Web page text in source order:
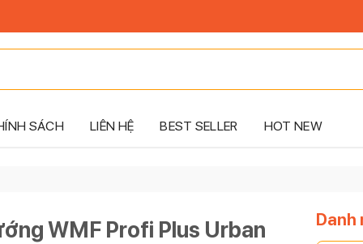
SÁCH LIÊN HỆ BEST SELLER HOT NEW
Danh
WMF Profi Plus Urban